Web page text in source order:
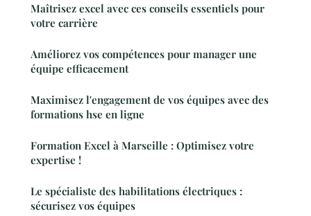
Maîtrisez excel avec ces conseils essentiels pour
votre carrière
Améliorez vos compétences pour manager une
équipe efficacement
Maximisez l'engagement de vos équipes avec des
formations hse en ligne
Formation Excel à Marseille : Optimisez votre
expertise !
Le spécialiste des habilitations électriques :
sécurisez vos équipes